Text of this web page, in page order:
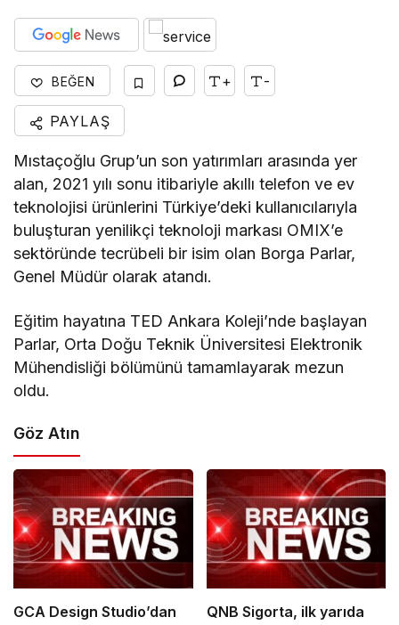
BEĞEN + -
PAYLAŞ
Mıstaçoğlu Grup’un son yatırımları arasında yer
alan, 2021 yılı sonu itibariyle akıllı telefon ve ev
teknolojisi ürünlerini Türkiye’deki kullanıcılarıyla
buluşturan yenilikçi teknoloji markası OMIX’e
sektöründe tecrübeli bir isim olan Borga Parlar,
Genel Müdür olarak atandı.
Eğitim hayatına TED Ankara Koleji’nde başlayan
Parlar, Orta Doğu Teknik Üniversitesi Elektronik
Mühendisliği bölümünü tamamlayarak mezun
oldu.
Göz Atın
GCA Design Studio’dan
QNB Sigorta, ilk yarıda